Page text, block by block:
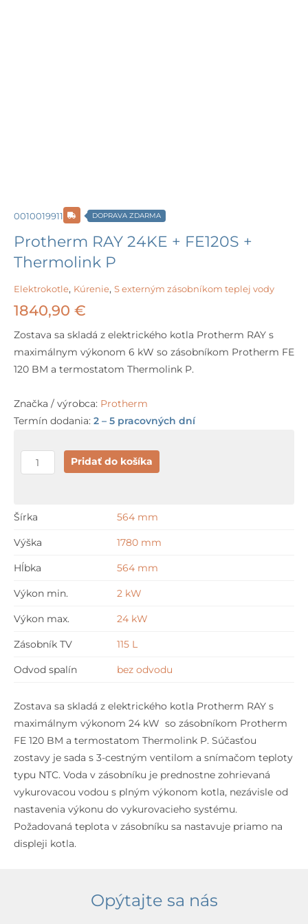
0010019911 DOPRAVA ZDARMA
Protherm RAY 24KE + FE120S +
Thermolink P
Elektrokotle, Kúrenie, S externým zásobníkom teplej vody
1840,90 €
Zostava sa skladá z elektrického kotla Protherm RAY s
maximálnym výkonom 6 kW so zásobníkom Protherm FE
120 BM a termostatom Thermolink P.
Značka / výrobca: Protherm
Termín dodania: 2 – 5 pracovných dní
množstvo
Protherm
FE120S
+
P
Pridať do košíka
Šírka 564 mm
Výška 1780 mm
Hĺbka 564 mm
Výkon min. 2 kW
Výkon max. 24 kW
Zásobník TV 115 L
Odvod spalín bez odvodu
Zostava sa skladá z elektrického kotla Protherm RAY s
maximálnym výkonom 24 kW so zásobníkom Protherm
FE 120 BM a termostatom Thermolink P. Súčasťou
zostavy je sada s 3-cestným ventilom a snímačom teploty
typu NTC. Voda v zásobníku je prednostne zohrievaná
vykurovacou vodou s plným výkonom kotla, nezávisle od
nastavenia výkonu do vykurovacieho systému.
Požadovaná teplota v zásobníku sa nastavuje priamo na
displeji kotla.
Opýtajte sa nás